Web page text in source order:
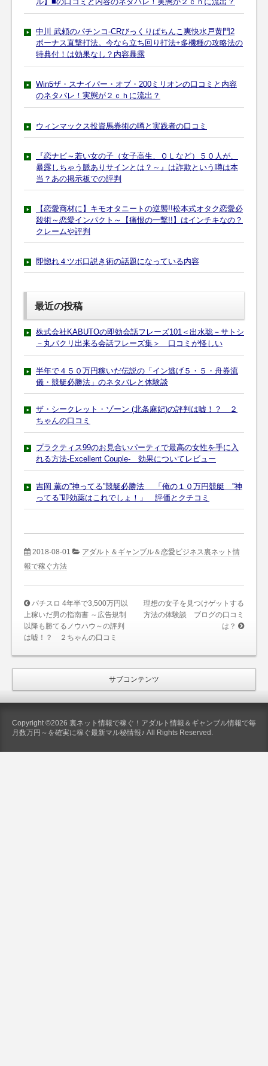
中川 武頼のパチンコ-CRびっくりぱちんこ爽快水戸黄門2
ボーナス直撃打法。今なら立ち回り打法+多機種の攻略法の
特典付！は効果なし？内容暴露
Win5ザ・スナイパー・オブ・200ミリオンの口コミと内容
のネタバレ！実態が２ｃｈに流出？
ウィンマックス投資馬券術の噂と実践者の口コミ
『恋ナビ～若い女の子（女子高生、ＯＬなど）５０人が、
暴露しちゃう脈ありサインとは？～』は詐欺という噂は本
当？あの掲示板での評判
【恋愛商材に】キモオタニートの逆襲!!松本式オタク恋愛必
殺術～恋愛インパクト～【痛恨の一撃!!】はインチキなの？
クレームや評判
即惚れ４ツボ口説き術の話題になっている内容
最近の投稿
株式会社KABUTOの即効会話フレーズ101＜出水聡－サトシ
－丸パクリ出来る会話フレーズ集＞ 口コミが怪しい
半年で４５０万円稼いだ伝説の「イン逃げ５・５・舟券流
儀・競艇必勝法」のネタバレと体験談
ザ・シークレット・ゾーン (北条麻妃)の評判は嘘！？ ２
ちゃんの口コミ
プラクティス99のお見合いパーティで最高の女性を手に入
れる方法-Excellent Couple- 効果についてレビュー
吉岡 薫の”神ってる”競艇必勝法 「俺の１０万円競艇 ”神
ってる”即効薬はこれでしょ！」 評価とクチコミ
2018-08-01
アダルト＆ギャンブル＆恋愛ビジネス裏ネット情
報で稼ぐ方法
パチスロ 4年半で3,500万円以
上稼いだ男の指南書 ～広告規制
以降も勝てるノウハウ～の評判
は嘘！？ ２ちゃんの口コミ
理想の女子を見つけゲットする
方法の体験談 ブログの口コミ
は？
サブコンテンツ
Copyright ©2026 裏ネット情報で稼ぐ！アダルト情報＆ギャンブル情報で毎
月数万円～を確実に稼ぐ最新マル秘情報♪ All Rights Reserved.